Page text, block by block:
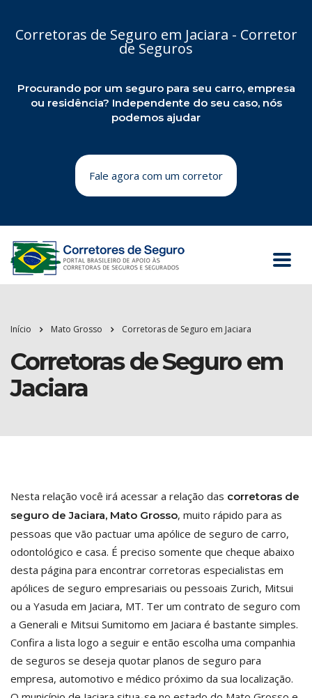
Corretoras de Seguro em Jaciara - Corretor
de Seguros
Procurando por um seguro para seu carro, empresa
ou residência? Independente do seu caso, nós
podemos ajudar
Fale agora com um corretor
Início Mato Grosso Corretoras de Seguro em Jaciara
Corretoras de Seguro em
Jaciara
Nesta relação você irá acessar a relação das corretoras de
seguro de Jaciara, Mato Grosso, muito rápido para as
pessoas que vão pactuar uma apólice de seguro de carro,
odontológico e casa. É preciso somente que cheque abaixo
desta página para encontrar corretoras especialistas em
apólices de seguro empresariais ou pessoais Zurich, Mitsui
ou a Yasuda em Jaciara, MT. Ter um contrato de seguro com
a Generali e Mitsui Sumitomo em Jaciara é bastante simples.
Confira a lista logo a seguir e então escolha uma companhia
de seguros se deseja quotar planos de seguro para
empresa, automotivo e médico próximo da sua localização.